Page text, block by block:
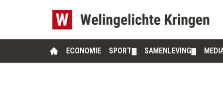
ECONOMIE SPORT SAMENLEVING